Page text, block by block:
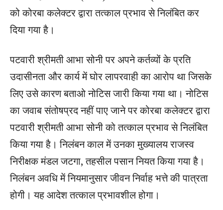
को कोरबा कलेक्टर द्वारा तत्काल प्रभाव से निलंबित कर
दिया गया है।
पटवारी श्रीमती आभा सोनी पर अपने कर्तव्यों के प्रति
उदासीनता और कार्य में घोर लापरवाही का आरोप था जिसके
लिए उसे कारण बताओ नोटिस जारी किया गया था। नोटिस
का जवाब संतोषप्रद नहीं पाए जाने पर कोरबा कलेक्टर द्वारा
पटवारी श्रीमती आभा सोनी को तत्काल प्रभाव से निलंबित
किया गया है। निलंबन काल में उनका मुख्यालय राजस्व
निरीक्षक मंडल जटगा, तहसील पसान नियत किया गया है।
निलंबन अवधि में नियमानुसार जीवन निर्वाह भत्ते की पात्रता
होगी। यह आदेश तत्काल प्रभावशील होगा।